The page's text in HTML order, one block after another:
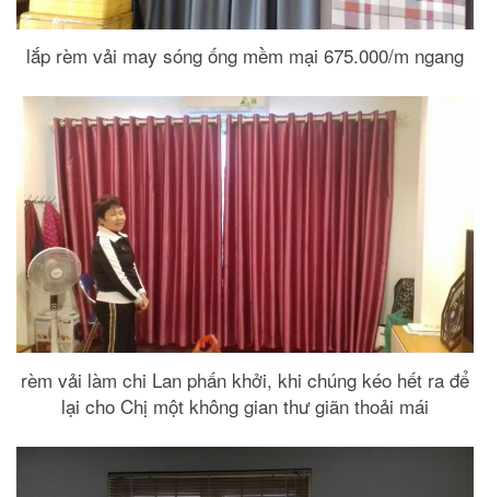
lắp rèm vải may sóng ống mềm mại 675.000/m ngang
rèm vải làm chi Lan phấn khởi, khi chúng kéo hết ra để
lại cho Chị một không gian thư giãn thoải mái